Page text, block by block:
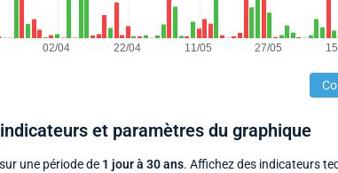
et paramètres du graphique
une période de 1 jour à 30 ans. Affichez des indicateurs